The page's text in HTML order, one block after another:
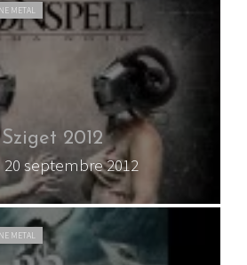
METAL
2012
septembre 2012
METAL